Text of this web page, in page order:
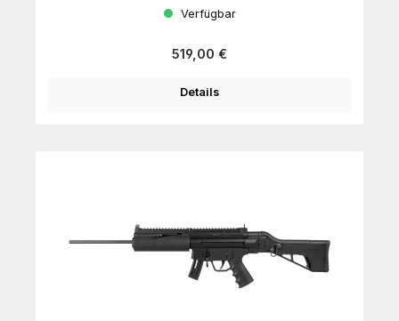
Verfügbar
Regulärer Preis:
519,00 €
Details